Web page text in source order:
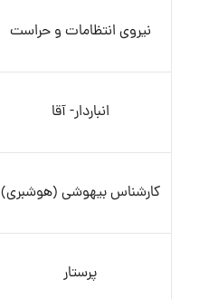
نیروی انتظامات و حراست
انباردار- آقا
کارشناس بیهوشی (هوشبری)
پرستار